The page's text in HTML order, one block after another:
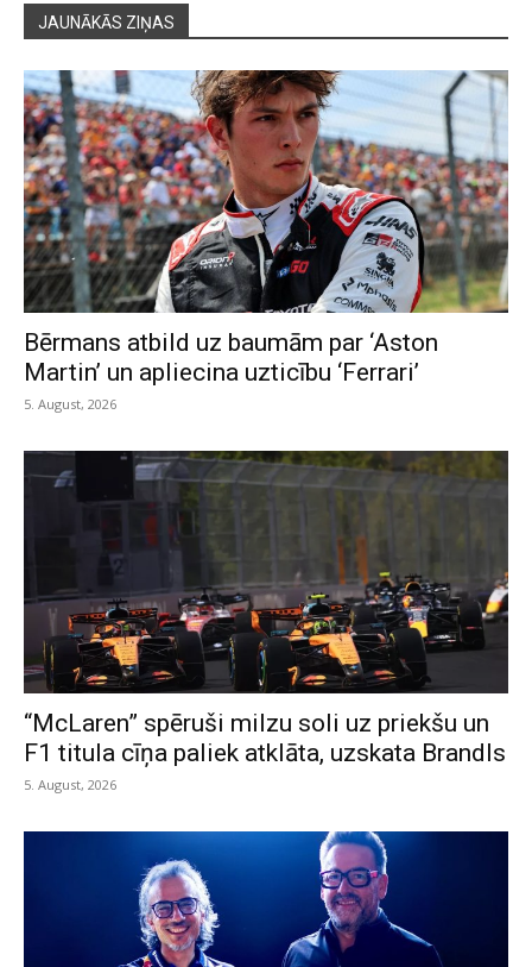
JAUNĀKĀS ZIŅAS
Bērmans atbild uz baumām par ‘Aston
Martin’ un apliecina uzticību ‘Ferrari’
5. August, 2026
“McLaren” spēruši milzu soli uz priekšu un
F1 titula cīņa paliek atklāta, uzskata Brandls
5. August, 2026